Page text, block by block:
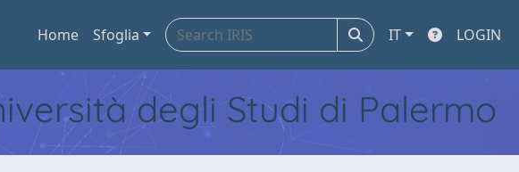
Home Sfoglia IT LOGIN
degli Studi di Palermo